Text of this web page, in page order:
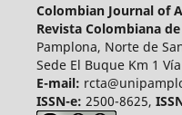
Colombian Journal of
Revista Colombiana
Pamplona, Norte de
Sede El Buque Km 1
E-mail:
ISSN-e: 2500-8625,